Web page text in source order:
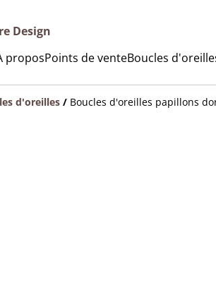
Design
proposPoints de venteBoucles
d'oreilles / Boucles d'oreilles papillons